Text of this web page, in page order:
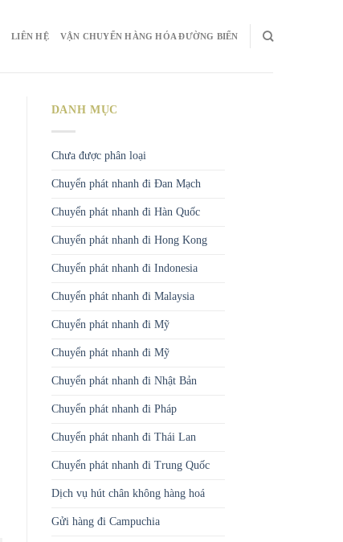
LIÊN HỆ VẬN CHUYỂN HÀNG HÓA ĐƯỜNG BIỂN
DANH MỤC
Chưa được phân loại
Chuyển phát nhanh đi Đan Mạch
Chuyển phát nhanh đi Hàn Quốc
Chuyển phát nhanh đi Hong Kong
Chuyển phát nhanh đi Indonesia
Chuyển phát nhanh đi Malaysia
Chuyển phát nhanh đi Mỹ
Chuyển phát nhanh đi Mỹ
Chuyển phát nhanh đi Nhật Bản
Chuyển phát nhanh đi Pháp
Chuyển phát nhanh đi Thái Lan
Chuyển phát nhanh đi Trung Quốc
Dịch vụ hút chân không hàng hoá
Gửi hàng đi Campuchia